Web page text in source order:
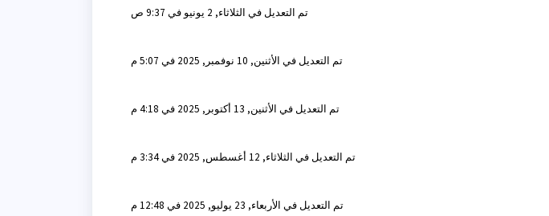
تم التعديل في الثلاثاء, 2 يونيو في 9:37 ص
تم التعديل في الأثنين, 10 نوفمبر, 2025 في 5:07 م
تم التعديل في الأثنين, 13 أكتوبر, 2025 في 4:18 م
تم التعديل في الثلاثاء, 12 أغسطس, 2025 في 3:34 م
تم التعديل في الأربعاء, 23 يوليو, 2025 في 12:48 م